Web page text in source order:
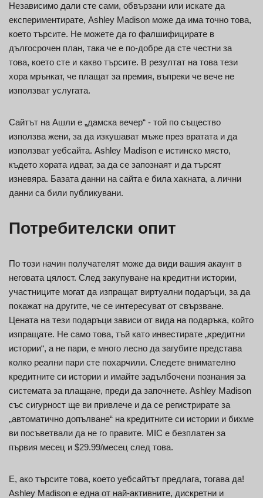
Независимо дали сте сами, обвързани или искате да
експериментирате, Ashley Madison може да има точно това,
което търсите. Не можете да го фалшифицирате в
дългосрочен план, така че е по-добре да сте честни за
това, което сте и какво търсите. В резултат на това тези
хора мрънкат, че плащат за премия, въпреки че вече не
използват услугата.
Сайтът на Ашли е „дамска вечер“ - той по същество
използва жени, за да изкушават мъже през вратата и да
използват уебсайта. Ashley Madison е истинско място,
където хората идват, за да се запознаят и да търсят
изневяра. Базата данни на сайта е била хакната, а лични
данни са били публикувани.
Потребителски опит
По този начин получателят може да види вашия акаунт в
неговата цялост. След закупуване на кредитни истории,
участниците могат да изпращат виртуални подаръци, за да
покажат на другите, че се интересуват от свързване.
Цената на тези подаръци зависи от вида на подаръка, който
изпращате. Не само това, тъй като инвестирате „кредитни
истории“, а не пари, е много лесно да загубите представа
колко реални пари сте похарчили. Следете внимателно
кредитните си истории и имайте задълбочени познания за
системата за плащане, преди да започнете. Ashley Madison
със сигурност ще ви привлече и да се регистрирате за
„автоматично допълване“ на кредитните си истории и бихме
ви посъветвали да не го правите. MIC е безплатен за
първия месец и $29.99/месец след това.
Е, ако търсите това, което уебсайтът предлага, тогава да!
Ashley Madison е една от най-активните, дискретни и